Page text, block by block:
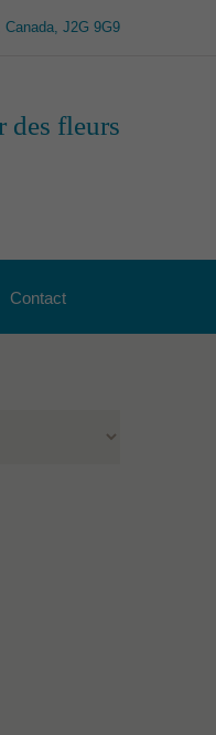
J2G 9G9
des fleurs
Contact